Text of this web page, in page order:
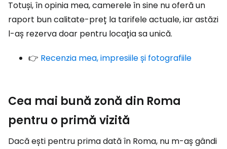
Totuși, în opinia mea, camerele în sine nu oferă un
raport bun calitate-preț la tarifele actuale, iar astăzi
l-aș rezerva doar pentru locația sa unică.
👉 Recenzia mea, impresiile și fotografiile
Cea mai bună zonă din Roma
pentru o primă vizită
Dacă ești pentru prima dată în Roma, nu m-aș gândi